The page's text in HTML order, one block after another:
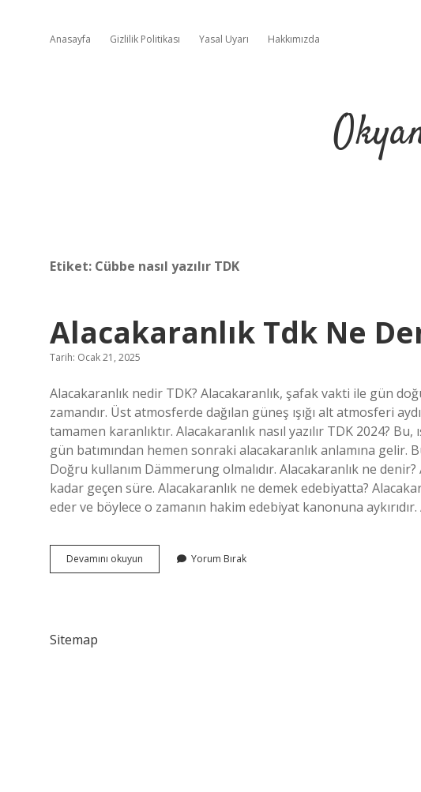
Anasayfa Gizlilik Politikası Yasal Uyarı Hakkımızda
Etiket: Cübbe nasıl yazılır TDK
Alacakaranlık Tdk Ne
Tarih: Ocak 21, 2025
Alacakaranlık nedir TDK? Alacakaranlık, şafak vakti ile gün
zamandır. Üst atmosferde dağılan güneş ışığı alt atmosferi
tamamen karanlıktır. Alacakaranlık nasıl yazılır TDK 2024?
gün batımından hemen sonraki alacakaranlık anlamına gelir.
Doğru kullanım Dämmerung olmalıdır. Alacakaranlık ne denir?
kadar geçen süre. Alacakaranlık ne demek edebiyatta?
eder ve böylece o zamanın hakim edebiyat kanonuna
Devamını okuyun Alacakaranlık
Tdk
Yorum Bırak
Sitemap